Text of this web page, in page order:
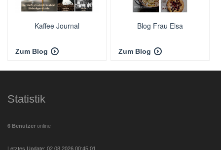
Kaffee Journal
Zum Blog
Blog Frau Elsa
Zum Blog
Statistik
6 Benutzer online
Letztes Update: 02.08.2026 00:45:01